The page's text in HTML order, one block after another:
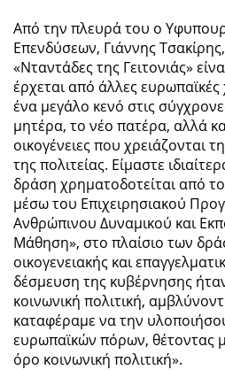
Από την πλευρά του ο
Επενδύσεων, Γιάννης
«Νταντάδες της Γειτονιάς»
έρχεται από άλλες
ένα μεγάλο κενό στις
μητέρα, το νέο πατέρα, αλλά
οικογένειες που χρειάζονται
της πολιτείας. Είμαστε
δράση χρηματοδοτείται από
μέσω του Επιχειρησιακού
Ανθρώπινου Δυναμικού και
Μάθηση», στο πλαίσιο των
οικογενειακής και
δέσμευση της κυβέρνησης
κοινωνική πολιτική,
καταφέραμε να την
ευρωπαϊκών πόρων, θέτοντας
όρο κοινωνική πολιτική».